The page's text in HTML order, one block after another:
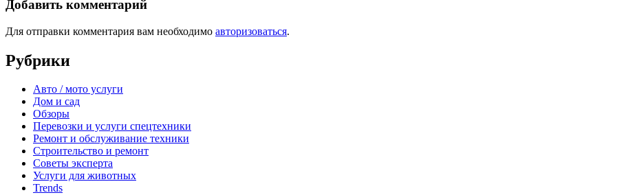
Добавить комментарий
Для отправки комментария вам необходимо авторизоваться.
Рубрики
Авто / мото услуги
Дом и сад
Обзоры
Перевозки и услуги спецтехники
Ремонт и обслуживание техники
Строительство и ремонт
Советы эксперта
Услуги для животных
Trends